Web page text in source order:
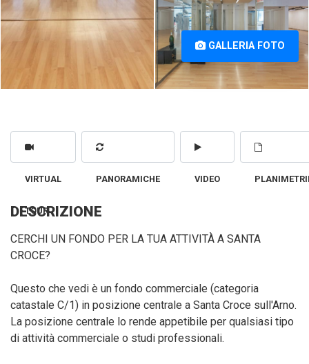
GALLERIA FOTO
VIRTUAL
TOUR
PANORAMICHE VIDEO
DESCRIZIONE
CERCHI UN FONDO PER LA TUA ATTIVITÀ A SANTA
CROCE?
Questo che vedi è un fondo commerciale (categoria
catastale C/1) in posizione centrale a Santa Croce sull'Arno.
La posizione centrale lo rende appetibile per qualsiasi tipo
di attività commerciale o studi professionali.